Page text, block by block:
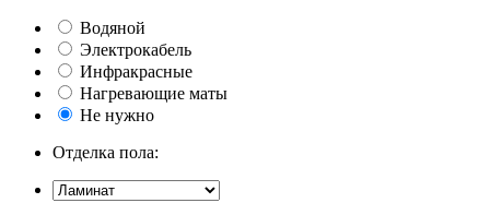
Водяной
Электрокабель
Инфракрасные
Нагревающие маты
Не нужно
Отделка пола: